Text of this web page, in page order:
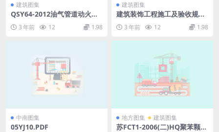
建筑图集
QSY64-2012油气管道动火规
3 年前 12 1.98
建筑图集
建筑装饰工程施工及验收规范
3 年前 12 1.98
中南图集
05YJ10.PDF
地方图集 建筑图集
苏FCT1-2006(二)HQ聚苯颗粒